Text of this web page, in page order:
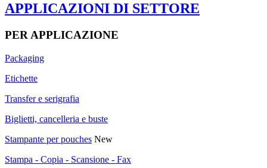
APPLICAZIONI DI SETTORE
PER APPLICAZIONE
Packaging
Etichette
Transfer e serigrafia
Biglietti, cancelleria e buste
Stampante per pouches New
Stampa - Copia - Scansione - Fax